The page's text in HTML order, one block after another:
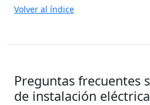
Volver al índice
Preguntas frecuentes
de instalación eléctrica